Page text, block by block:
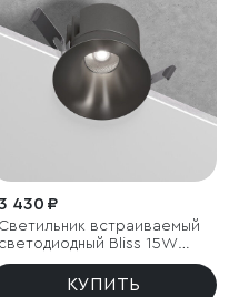
430 ₽
Светильник встраиваемый
светодиодный Bliss 15W
4000K титан
КУПИТЬ